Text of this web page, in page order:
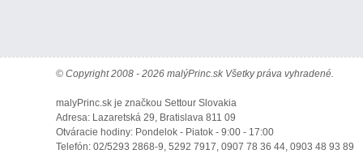
© Copyright 2008 - 2026 malýPrinc.sk Všetky práva vyhradené.
malyPrinc.sk je značkou Settour Slovakia
Adresa: Lazaretská 29, Bratislava 811 09
Otváracie hodiny: Pondelok - Piatok - 9:00 - 17:00
Telefón: 02/5293 2868-9, 5292 7917, 0907 78 36 44, 0903 48 93 89